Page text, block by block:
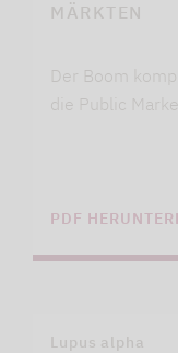
MÄRKTEN
Der Boom
die Public
PDF
Lupus alpha